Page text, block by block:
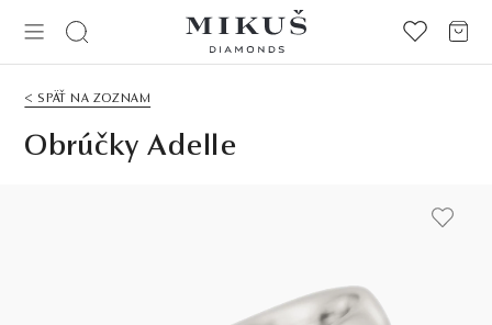
< SPÄŤ NA ZOZNAM
Obrúčky Adelle